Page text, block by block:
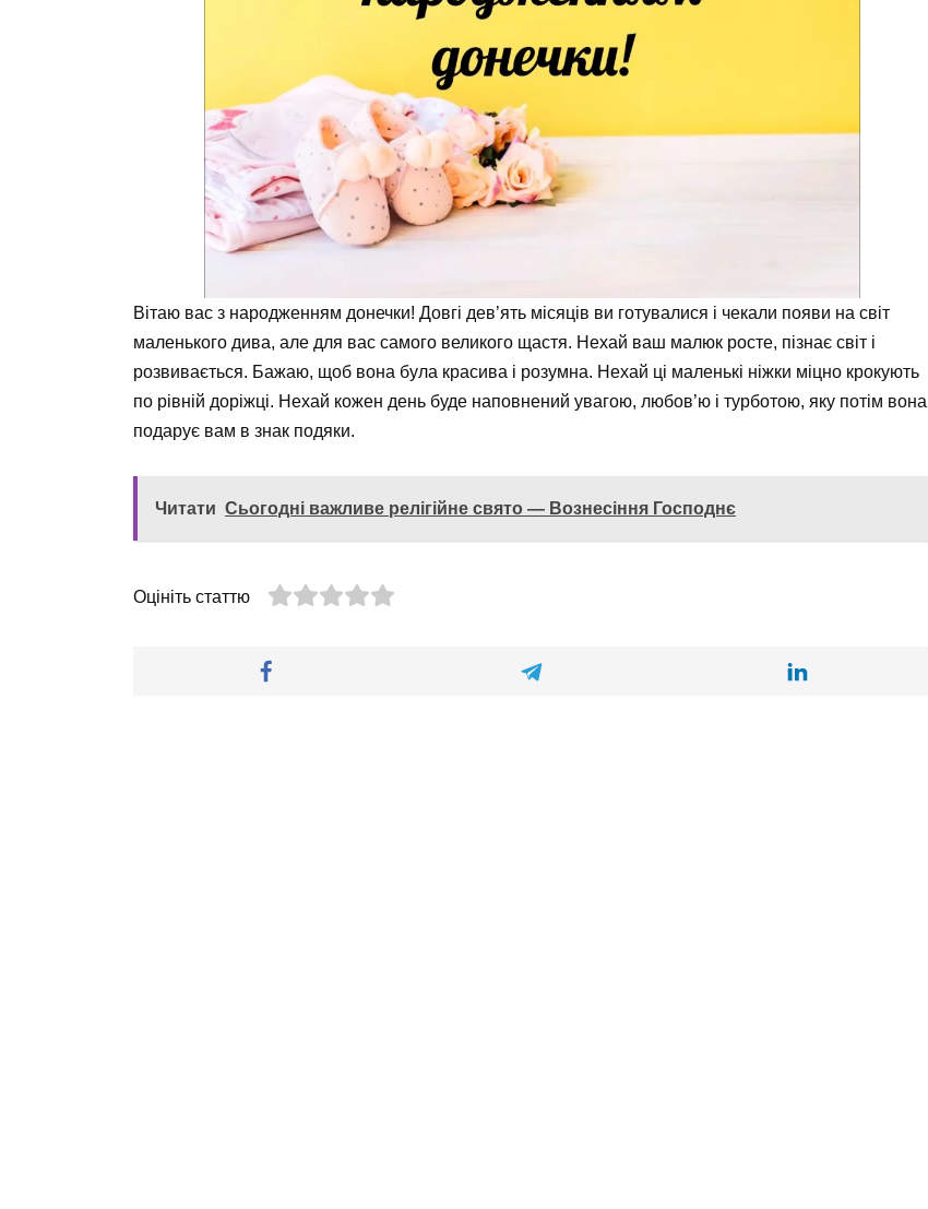
Вітаю вас з народженням донечки! Довгі дев’ять місяців ви готувалися і чекали появи на світ
маленького дива, але для вас самого великого щастя. Нехай ваш малюк росте, пізнає світ і
розвивається. Бажаю, щоб вона була красива і розумна. Нехай ці маленькі ніжки міцно крокують
по рівній доріжці. Нехай кожен день буде наповнений увагою, любов’ю і турботою, яку потім вона
подарує вам в знак подяки.
Читати Сьогодні важливе релігійне свято — Вознесіння Господнє
Оцініть статтю